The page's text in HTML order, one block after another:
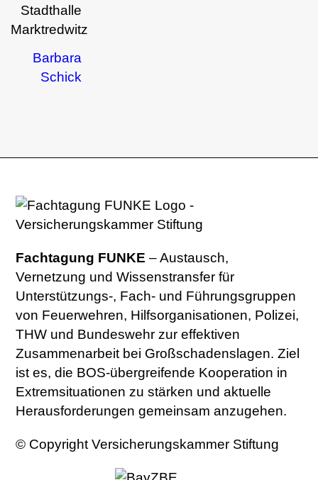
Stadthalle
Marktredwitz
Barbara
Schick
Fachtagung FUNKE – Austausch,
Vernetzung und Wissenstransfer für
Unterstützungs-, Fach- und Führungsgruppen
von Feuerwehren, Hilfsorganisationen, Polizei,
THW und Bundeswehr zur effektiven
Zusammenarbeit bei Großschadenslagen. Ziel
ist es, die BOS-übergreifende Kooperation in
Extremsituationen zu stärken und aktuelle
Herausforderungen gemeinsam anzugehen.
© Copyright Versicherungskammer Stiftung